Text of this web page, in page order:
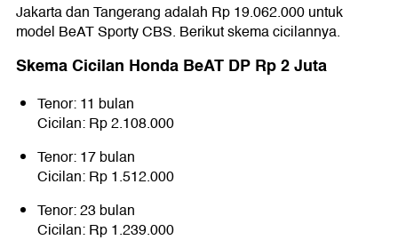
Jakarta dan Tangerang adalah Rp 19.062.000 untuk
model BeAT Sporty CBS. Berikut skema cicilannya.
Skema Cicilan Honda BeAT DP Rp 2 Juta
Tenor: 11 bulan
Cicilan: Rp 2.108.000
Tenor: 17 bulan
Cicilan: Rp 1.512.000
Tenor: 23 bulan
Cicilan: Rp 1.239.000